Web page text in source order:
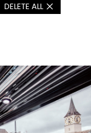
DELETE ALL